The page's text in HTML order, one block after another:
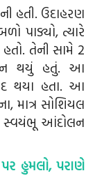
હતી. ઉદાહરણ
પાડ્યો, ત્યારે
હતો. તેની સામે 2
થયું હતું. આ
થયા હતા. આ
માત્ર સોશિયલ
આ સ્વયંભૂ આંદોલન
હુમલો, પરાણે